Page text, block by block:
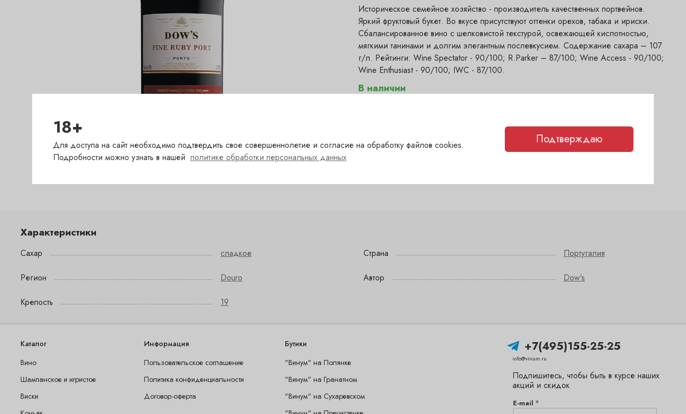
В наличии
Сухаревка — под заказ (1-2 дня)
Историческое семейное хозяйство - производитель качественных портвейнов.
Яркий фруктовый букет. Во вкусе присутствуют оттенки орехов, табака и ириски.
Сбалансированное вино с шелковистой текстурой, освежающей кислотностью,
мягкими танинами и долгим элегантным послевкусием. Содержание сахара – 107
г/л. Рейтинги: Wine Spectator - 90/100; R.Parker – 87/100; Wine Access - 90/100;
Wine Enthusiast - 90/100; IWC - 87/100.
Характеристики
Сахар сладкое Страна Португалия
Регион Douro Автор Dow's
Крепость 19
Каталог
Вино
Шампанское и игристое
Виски
Информация
Пользовательское соглашение
Политика конфиденциальности
Договор-оферта
Бутики
"Винум" на Полянке
"Винум" на Гранатном
"Винум" на Сухаревском
+7(495)155-25-25
info@vinum.ru
Подпишитесь, чтобы быть в курсе наших
акций и скидок
E-mail *
18+
Для доступа на сайт необходимо подтвердить свое совершеннолетие и согласие на обработку файлов cookies.
Подробности можно узнать в нашей политике обработки персональных данных
Подтверждаю